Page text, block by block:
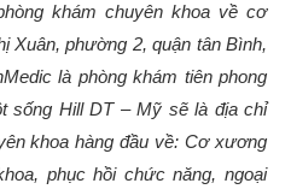
khám chuyên khoa về cơ
Xuân, phường 2, quận tân Bình,
là phòng khám tiên phong
sống Hill DT – Mỹ sẽ là địa chỉ
khoa hàng đầu về: Cơ xương
phục hồi chức năng, ngoại